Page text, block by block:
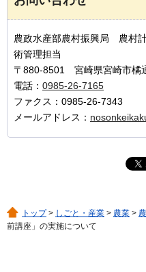
農政水産部農村振興局 農村
術管理担当
〒880-8501 宮崎県宮崎市橘
電話： 0985-26-7165
ファクス：0985-26-7343
メールアドレス：
トップ> しごと・産業 > 農業 >
前講座」の実施について